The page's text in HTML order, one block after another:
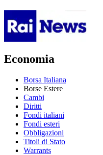
Economia
Borsa Italiana
Borse Estere
Cambi
Diritti
Fondi italiani
Fondi esteri
Obbligazioni
Titoli di Stato
Warrants